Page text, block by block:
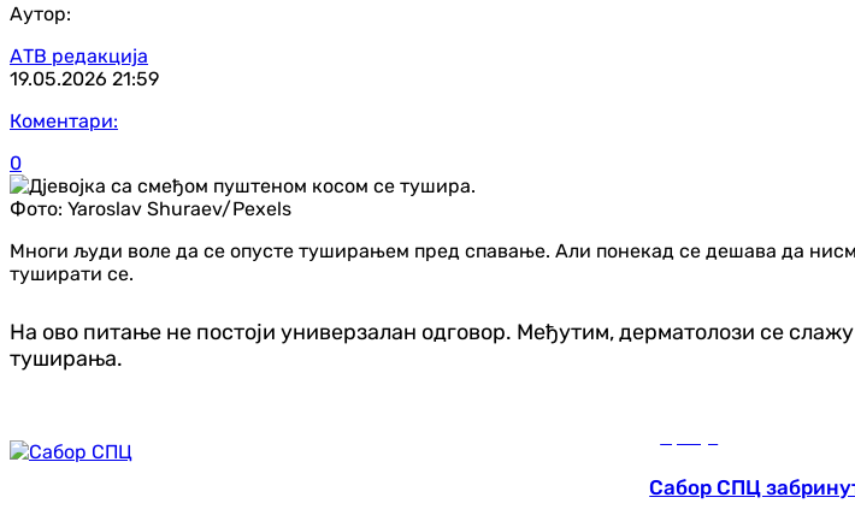
Аутор:
АТВ редакција
19.05.2026 21:59
Коментари:
0
Фото: Yaroslav Shuraev/Pexels
Многи људи воле да се опусте туширањем пред спавање. Али понекад се дешава да
туширати се.
На ово питање не постоји универзалан одговор. Међутим, дерматолози се
туширања.
Сабор СПЦ